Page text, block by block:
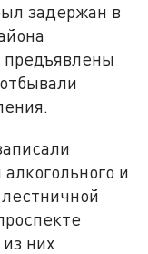
задержан в
и
них